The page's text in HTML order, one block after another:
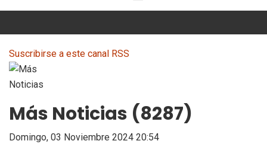
Suscribirse a este canal RSS
Más Noticias (8287)
Domingo, 03 Noviembre 2024 20:54